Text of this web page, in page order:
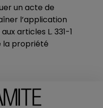
un acte de
l’application
articles L. 331-1
la propriété